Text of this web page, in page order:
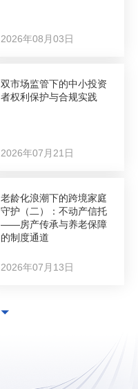
2026年08月03日
双市场监管下的中小投资
者权利保护与合规实践
2026年07月21日
老龄化浪潮下的跨境家庭
守护（二）：不动产信托
——房产传承与养老保障
的制度通道
2026年07月13日